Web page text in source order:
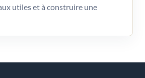
utiles et à construire une